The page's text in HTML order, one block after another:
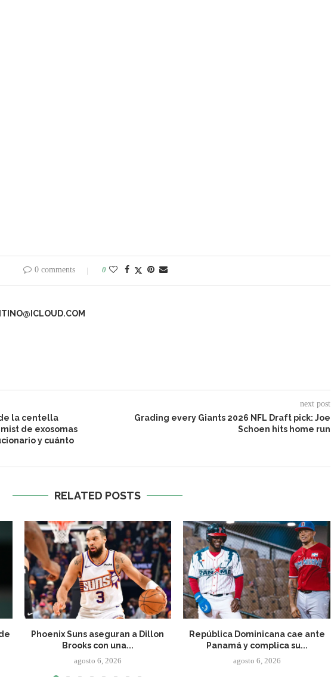
0 comments 0
la centella
de exosomas
y cuánto
next post
Grading every Giants 2026 NFL Draft pick: Joe
Schoen hits home run
RELATED POSTS
Phoenix Suns aseguran a Dillon
Brooks con una...
agosto 6, 2026
República Dominicana cae ante
Panamá y complica su...
agosto 6, 2026